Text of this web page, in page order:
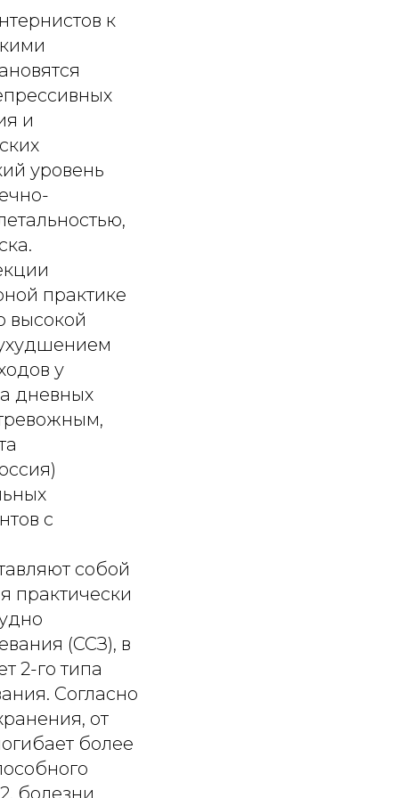
к
и
уровень
практике
высокой
у
дневных
с
фармакотерапии включают применение следующих препаратов: 1. Антидепрессанты. В качестве препаратов первой линии рекомендуется назначать селективные ингибиторы обратного захвата серотонина либо селективные ингибиторы обратного захвата серотонина и норадреналина с целью снижения интенсивности тревоги и стабилизации настроения. Рекомендованная длительность терапии составляет 6–12 месяцев. Данный вариант лечения следует выбирать индивидуально с учетом психотропного и соматотропного действия препаратов, возможных побочных эффектов. Не рекомендуется назначать селективные ингибиторы обратного захвата серотонина и норадреналина пациентам с гипертонической болезнью. Монотерапия антидепрессантами начинается с минимальных доз, которые постепенно титруются до терапевтических. Анксиолитический эффект развивается индивидуально в течение 2–8 недель. Однако следует отметить, что применение антидепрессантов у пациентов с ХНИЗ, особенно с ССЗ, связано с повышенным риском осложнений, в том числе вызванных межлекарственными взаимодействиями [3]. 2. Дневные анксиолитики. Ранее нами были опубликованы алгоритмы ведения пациентов с тревожными расстройствами в амбулаторной практике для врачей-интернистов, где указаны основные представители данного класса [18]. Однако за время, прошедшее с момента публикации, на российском фармацевтическом рынке появился новый отечественный противотревожный препарат с уникальным механизмом действия – маритупирдин (Авиандр®, ООО «Авинейро», ГК «ХимРар», Россия), который может быть рассмотрен в качестве препарата выбора для купирования тревоги у амбулаторных пациентов с ХНИЗ. Маритупирдин (Авиандр®, ООО «Авинейро», ГК «ХимРар», Россия) характеризуется быстрым противотревожным, вегетостабилизирующим и прокогнитивным действием. Механизм действия маритупирдина связан с блокадой сер